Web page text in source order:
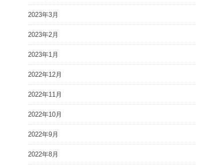
2023年3月
2023年2月
2023年1月
2022年12月
2022年11月
2022年10月
2022年9月
2022年8月